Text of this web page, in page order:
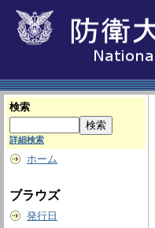
検索
詳細検索
ホーム
ブラウズ
発行日